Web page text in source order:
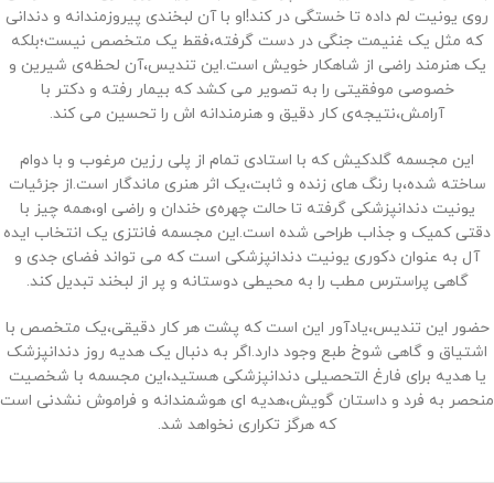
روی یونیت لم داده تا خستگی در کند!او با آن لبخندی پیروزمندانه و دندانی
که مثل یک غنیمت جنگی در دست گرفته،فقط یک متخصص نیست؛بلکه
یک هنرمند راضی از شاهکار خویش است.این تندیس،آن لحظه‌ی شیرین و
خصوصی موفقیتی را به تصویر می‌ کشد که بیمار رفته و دکتر با
آرامش،نتیجه‌ی کار دقیق و هنرمندانه ‌اش را تحسین می ‌کند.
این مجسمه گلدکیش که با استادی تمام از پلی رزین مرغوب و با دوام
ساخته شده،با رنگ‌ های زنده و ثابت،یک اثر هنری ماندگار است.از جزئیات
یونیت دندانپزشکی گرفته تا حالت چهره‌ی خندان و راضی او،همه چیز با
دقتی کمیک و جذاب طراحی شده است.این مجسمه فانتزی یک انتخاب ایده
‌آل به عنوان دکوری یونیت دندانپزشکی است که می ‌تواند فضای جدی و
گاهی پراسترس مطب را به محیطی دوستانه و پر از لبخند تبدیل کند.
حضور این تندیس،یادآور این است که پشت هر کار دقیقی،یک متخصص با
اشتیاق و گاهی شوخ ‌طبع وجود دارد.اگر به دنبال یک هدیه روز دندانپزشک
یا هدیه برای فارغ التحصیلی دندانپزشکی هستید،این مجسمه با شخصیت
منحصر به ‌فرد و داستان‌ گویش،هدیه ‌ای هوشمندانه و فراموش ‌نشدنی است
که هرگز تکراری نخواهد شد.